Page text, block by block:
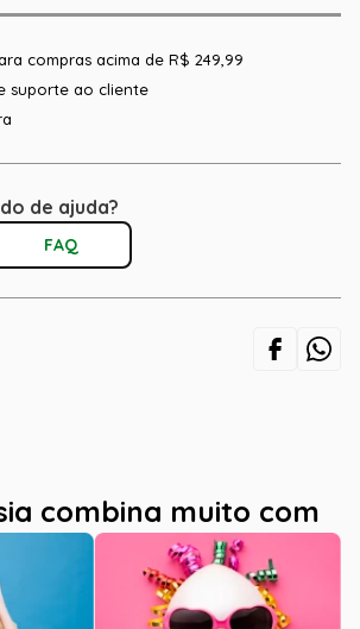
compras acima de R$ 249,99
suporte ao cliente
de ajuda?
FAQ
combina muito com